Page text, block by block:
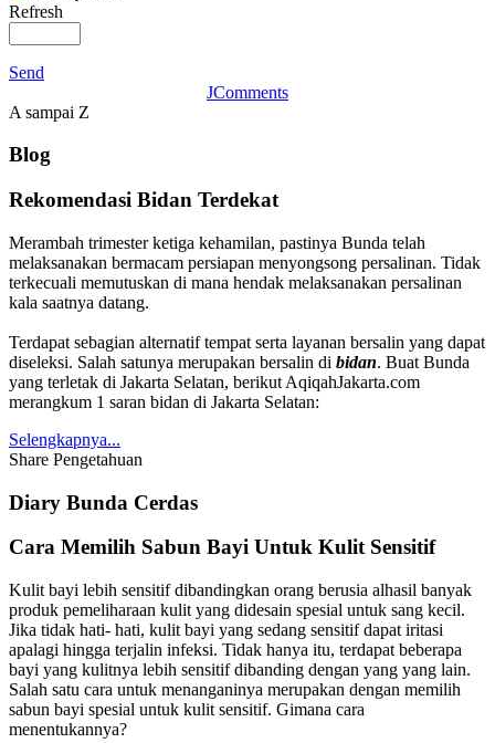
Refresh
Send
JComments
A sampai Z
Blog
Rekomendasi Bidan Terdekat
Merambah trimester ketiga kehamilan, pastinya Bunda telah
melaksanakan bermacam persiapan menyongsong persalinan. Tidak
terkecuali memutuskan di mana hendak melaksanakan persalinan
kala saatnya datang.
Terdapat sebagian alternatif tempat serta layanan bersalin yang dapat
diseleksi. Salah satunya merupakan bersalin di bidan. Buat Bunda
yang terletak di Jakarta Selatan, berikut AqiqahJakarta.com
merangkum 1 saran bidan di Jakarta Selatan:
Selengkapnya...
Share Pengetahuan
Diary Bunda Cerdas
Cara Memilih Sabun Bayi Untuk Kulit Sensitif
Kulit bayi lebih sensitif dibandingkan orang berusia alhasil banyak
produk pemeliharaan kulit yang didesain spesial untuk sang kecil.
Jika tidak hati- hati, kulit bayi yang sedang sensitif dapat iritasi
apalagi hingga terjalin infeksi. Tidak hanya itu, terdapat beberapa
bayi yang kulitnya lebih sensitif dibanding dengan yang yang lain.
Salah satu cara untuk menanganinya merupakan dengan memilih
sabun bayi spesial untuk kulit sensitif. Gimana cara
menentukannya?